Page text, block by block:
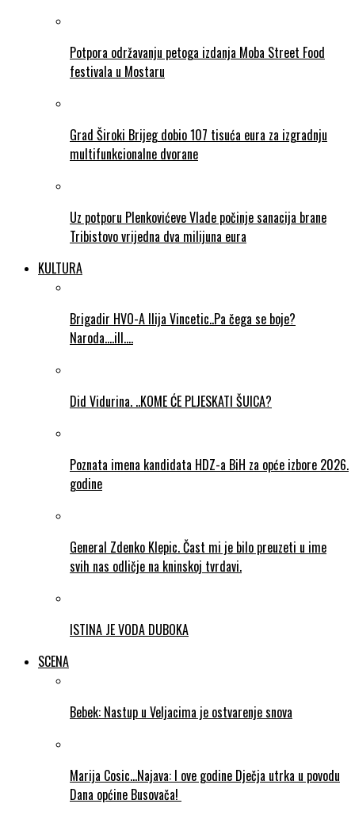
Potpora održavanju petoga izdanja Moba Street Food
festivala u Mostaru
Grad Široki Brijeg dobio 107 tisuća eura za izgradnju
multifunkcionalne dvorane
Uz potporu Plenkovićeve Vlade počinje sanacija brane
Tribistovo vrijedna dva milijuna eura
KULTURA
Brigadir HVO-A Ilija Vincetic..Pa čega se boje?
Naroda….ill….
Did Vidurina. ..KOME ĆE PLJESKATI ŠUICA?
Poznata imena kandidata HDZ-a BiH za opće izbore 2026.
godine
General Zdenko Klepic. Čast mi je bilo preuzeti u ime
svih nas odličje na kninskoj tvrdavi.
ISTINA JE VODA DUBOKA
SCENA
Bebek: Nastup u Veljacima je ostvarenje snova
Marija Cosic…Najava: I ove godine Dječja utrka u povodu
Dana općine Busovača!